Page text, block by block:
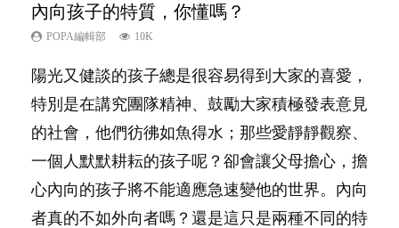
內向孩子的特質，你懂嗎？
POPA編輯部 10K
陽光又健談的孩子總是很容易得到大家的喜愛，
特別是在講究團隊精神、鼓勵大家積極發表意見
的社會，他們彷彿如魚得水；那些愛靜靜觀察、
一個人默默耕耘的孩子呢？卻會讓父母擔心，擔
心內向的孩子將不能適應急速變他的世界。內向
者真的不如外向者嗎？還是這只是兩種不同的特
想孩子學好外語，點做好？
POPA編輯部 9.9K
有人話學多種語言越早開始越好，有人卻說一時
間太多語言，會令孩子感到混淆，到底誰是誰
非？聽聽專家怎樣說，解開語言學習的迷思～...
夫妻必看！經營婚姻，沒捷徑
POPA編輯部 22.9K
你是不是也曾經以為只要跟相愛的人結婚，就自
然能走到白頭，但生了孩子卻發現事情不如你所
料？ 經營婚姻，不如我們想像的簡單，卻也不
是大家說得那麼難。一起來認識婚姻的真相！...
孩子能力天注定？
POPA編輯部 7.9K
很多父母都希望孩子係個「叻仔叻女」，學業別
太差，日常自理井井有條。這樣的孩子是萬中無
一，還是魚與熊掌，不能兼得？...
愛孩子也別忘了愛自己，父母如何關顧自
己的身心靈？
照顧孩子衣食住行、陪同兒女應對功課測驗，還
要陪玩製造親子時間，尚要處理家中雜項要
務……當父母的，有千百個任務要做。可惜，有
一樣重要至極的，總被遺漏——關注自己的情緒
和心理健康。...